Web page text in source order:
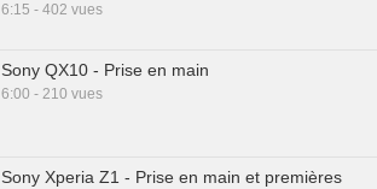
6:15 - 402 vues
Sony QX10 - Prise en main
6:00 - 210 vues
Sony Xperia Z1 - Prise en main et premières